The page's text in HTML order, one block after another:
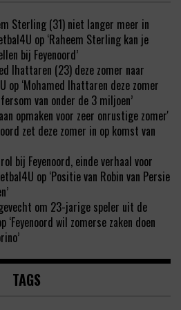
Sterling (31) niet langer meer in
op ‘Raheem Sterling kan je
bij Feyenoord’
Ihattaren (23) deze zomer naar
op ‘Mohamed Ihattaren deze zomer
van onder de 3 miljoen’
opmaken voor zeer onrustige zomer'
zet deze zomer in op komst van
bij Feyenoord, einde verhaal voor
op ‘Positie van Robin van Persie
om 23-jarige speler uit de
‘Feyenoord wil zomerse zaken doen
TAGS